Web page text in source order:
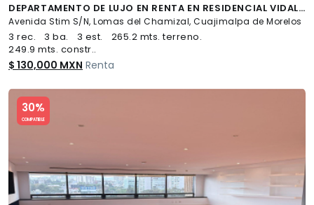
DEPARTAMENTO DE LUJO EN RENTA EN RESIDENCIAL VIDALTA, LOMAS DEL CHAMIZAL - (34)
Avenida Stim S/N, Lomas del Chamizal, Cuajimalpa de Morelos
3 rec. 3 ba. 3 est.
265.2 mts. terreno.
249.9 mts. constr..
$ 130,000 MXN Renta
30%
COMPATIBLE
Slide 1 of 5